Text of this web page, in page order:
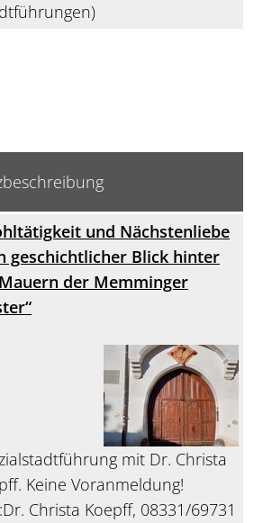
und Nächstenliebe
geschichtlicher Blick hinter
der Memminger
mit Dr. Christa
Keine Voranmeldung!
Christa Koepff, 08331/69731